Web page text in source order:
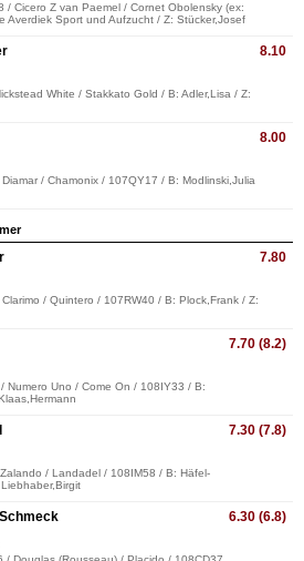
/ Cicero Z van Paemel / Cornet Obolensky (ex:
Averdiek Sport und Aufzucht / Z: Stücker,Josef
8.10
White / Stakkato Gold / B: Adler,Lisa / Z:
8.00
/ Chamonix / 107QY17 / B: Modlinski,Julia
7.80
/ Quintero / 107RW40 / B: Plock,Frank / Z:
7.70 (8.2)
Numero Uno / Come On / 108IY33 / B:
7.30 (7.8)
/ Landadel / 108IM58 / B: Häfel-
6.30 (6.8)